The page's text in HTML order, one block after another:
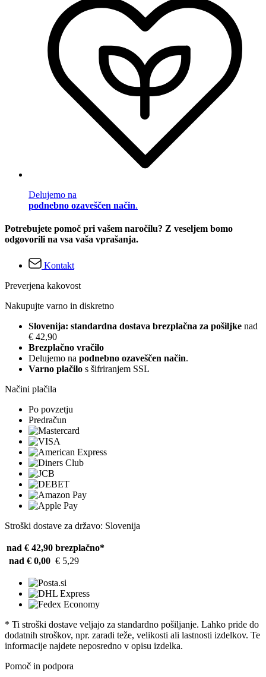
Delujemo na
podnebno ozaveščen način.
Potrebujete pomoč pri vašem naročilu? Z veseljem bomo
odgovorili na vsa vaša vprašanja.
Kontakt
Preverjena kakovost
Nakupujte varno in diskretno
Slovenija: standardna dostava brezplačna za pošiljke nad
€ 42,90
Brezplačno vračilo
Delujemo na podnebno ozaveščen način.
Varno plačilo s šifriranjem SSL
Načini plačila
Po povzetju
Predračun
Stroški dostave za državo: Slovenija
nad € 42,90 brezplačno*
nad € 0,00 € 5,29
* Ti stroški dostave veljajo za standardno pošiljanje. Lahko pride do
dodatnih stroškov, npr. zaradi teže, velikosti ali lastnosti izdelkov. Te
informacije najdete neposredno v opisu izdelka.
Pomoč in podpora